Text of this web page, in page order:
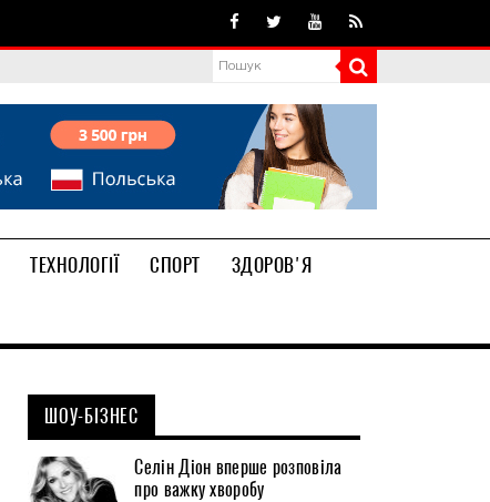
ТЕХНОЛОГІЇ СПОРТ
ЗДОРОВ'Я
ШОУ-БІЗНЕС
Селін Діон вперше розповіла
про важку хворобу